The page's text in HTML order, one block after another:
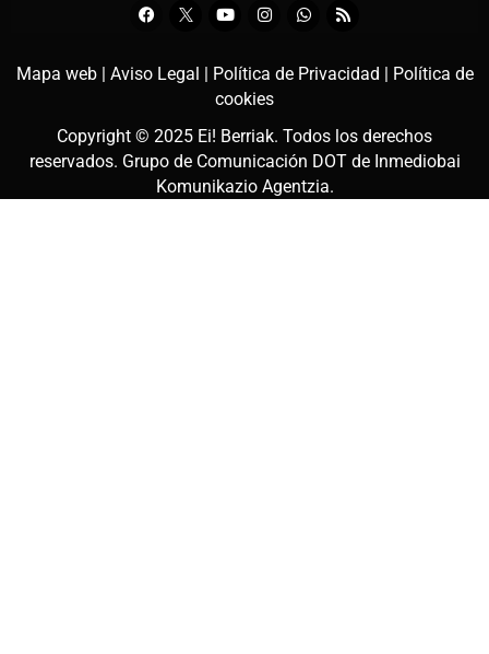
Mapa web | Aviso Legal | Política de Privacidad | Política de
cookies
Copyright © 2025 Ei! Berriak. Todos los derechos
reservados. Grupo de Comunicación DOT de Inmediobai
Komunikazio Agentzia.